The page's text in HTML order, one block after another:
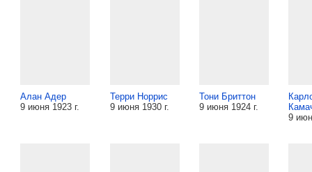
Алан Адер
9 июня 1923 г.
Терри Норрис
9 июня 1930 г.
Тони Бриттон
9 июня 1924 г.
9